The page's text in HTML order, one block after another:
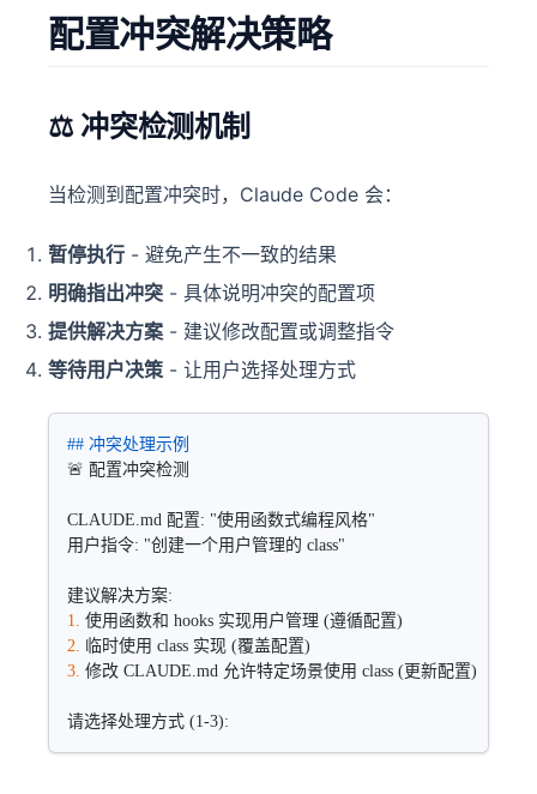
配置冲突解决策略
⚖️ 冲突检测机制
当检测到配置冲突时，Claude Code 会：
暂停执行 - 避免产生不一致的结果
明确指出冲突 - 具体说明冲突的配置项
提供解决方案 - 建议修改配置或调整指令
等待用户决策- 让用户选择处理方式
## 冲突处理示例
🚨 配置冲突检测
CLAUDE.md 配置: "使用函数式编程风格"
用户指令: "创建一个用户管理的 class"
建议解决方案:
1. 使用函数和 hooks 实现用户管理 (遵循配置)
2. 临时使用 class 实现 (覆盖配置)
3. 修改 CLAUDE.md 允许特定场景使用 class (更新配置)
请选择处理方式 (1-3):